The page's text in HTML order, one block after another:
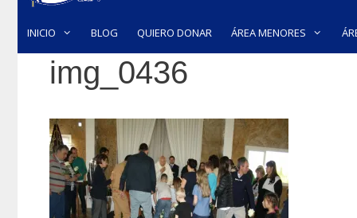
INICIO BLOG QUIERO DONAR ÁREA MENORES
img_0436